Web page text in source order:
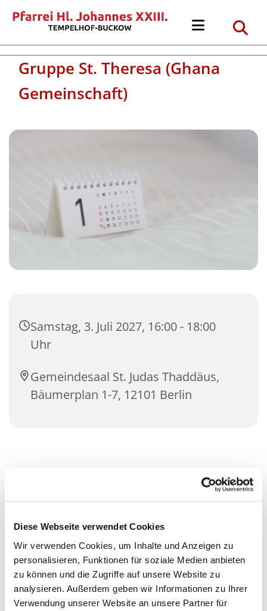
Diese Webseite verwendet Cookies
Wir verwenden Cookies, um Inhalte und Anzeigen zu
personalisieren, Funktionen für soziale Medien anbieten
zu können und die Zugriffe auf unsere Website zu
analysieren. Außerdem geben wir Informationen zu Ihrer
Verwendung unserer Website an unsere Partner für
Gruppe St. Theresa (Ghana
Gemeinschaft)
Samstag, 3. Juli 2027, 16:00 - 18:00
Uhr
Gemeindesaal St. Judas Thaddäus,
Bäumerplan 1-7, 12101 Berlin